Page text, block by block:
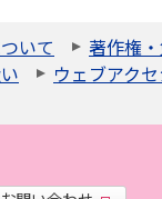
いて
著作権
ウェブアク